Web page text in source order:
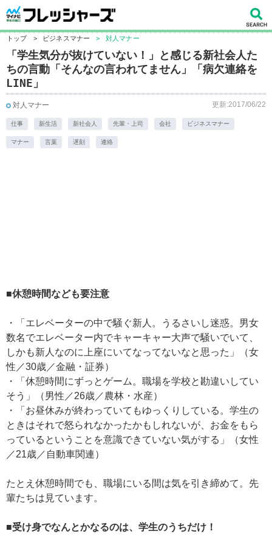
トップ > ビジネスマナー > 対人マナー
「学生気分が抜けていない！」と感じる新社会人た
ちの言動「そんなの言われてません」「病欠連絡を
LINE」
対人マナー 更新:2017/06/22
仕事 新生活 新社会人 先輩・上司 会社 ビジネスマナー
マナー 言葉 遅刻 連絡
■休憩時間なども要注意
・「エレベーターの中で騒ぐ新人。うるさいし迷惑。男女
数名でエレベーター内でキャーキャー大声で騒いでいて、
しかも新人なのに上座にいてなってないなと思った」（女
性／30歳／金融・証券）
・「休憩時間にずっとゲーム。職場を学校と勘違いしてい
そう」（男性／26歳／農林・水産）
・「お昼休みが終わっていてもゆっくりしている。学生の
ときはそれで怒られなかったかもしれないが、お金をもら
っているということを意識できていない気がする」（女性
／21歳／自動車関連）
たとえ休憩時間でも、職場にいる間は気を引き締めて。先
輩たちは見ています。
■受け身でなんとかなるのは、学生のうちだけ！